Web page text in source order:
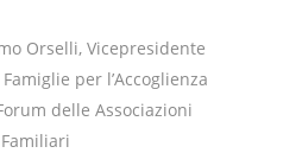
Orselli, Vicepresidente
per l’Accoglienza
delle Associazioni
Familiari